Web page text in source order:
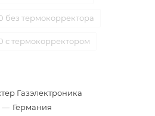
без термокорректора
с термокорректором
Газэлектроника
— Германия